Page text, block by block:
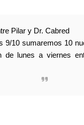
Pilar y Dr. Cabred
9/10 sumaremos 10
de lunes a viernes